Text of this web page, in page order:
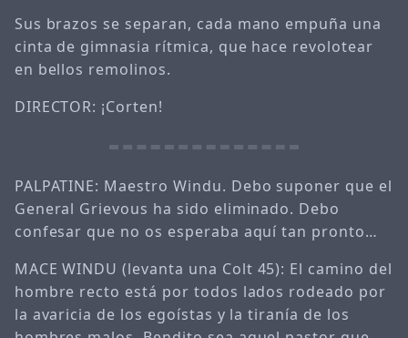
Sus brazos se separan, cada mano empuña una
cinta de gimnasia rítmica, que hace revolotear
en bellos remolinos.
DIRECTOR: ¡Corten!
PALPATINE: Maestro Windu. Debo suponer que el
General Grievous ha sido eliminado. Debo
confesar que no os esperaba aquí tan pronto…
MACE WINDU (levanta una Colt 45): El camino del
hombre recto está por todos lados rodeado por
la avaricia de los egoístas y la tiranía de los